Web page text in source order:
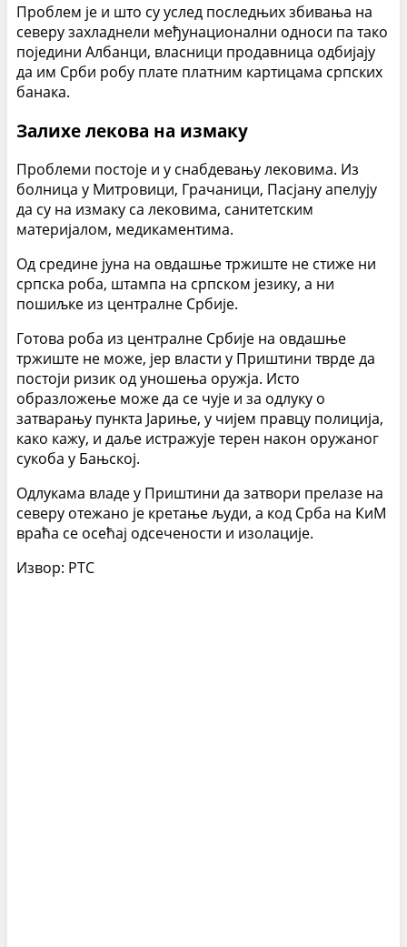
Проблем је и што су услед последњих збивања на
северу захладнели међунационални односи па тако
поједини Албанци, власници продавница одбијају
да им Срби робу плате платним картицама српских
банака.
Залихе лекова на измаку
Проблеми постоје и у снабдевању лековима. Из
болница у Митровици, Грачаници, Пасјану апелују
да су на измаку са лековима, санитетским
материјалом, медикаментима.
Од средине јуна на овдашње тржиште не стиже ни
српска роба, штампа на српском језику, а ни
пошиљке из централне Србије.
Готова роба из централне Србије на овдашње
тржиште не може, јер власти у Приштини тврде да
постоји ризик од уношења оружја. Исто
образложење може да се чује и за одлуку о
затварању пункта Јариње, у чијем правцу полиција,
како кажу, и даље истражује терен након оружаног
сукоба у Бањској.
Одлукама владе у Приштини да затвори прелазе на
северу отежано је кретање људи, а код Срба на КиМ
враћа се осећај одсечености и изолације.
Извор: РТС